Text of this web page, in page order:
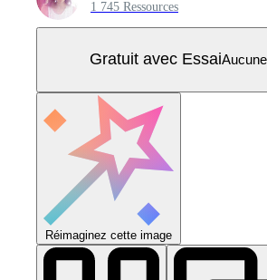
1 745 Ressources
Gratuit avec Essai
Réimaginez cette image